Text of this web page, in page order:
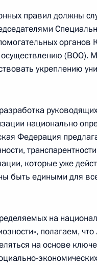
поездку
«ЭКСПО-2025»
правил должны
(ВОО).
укреплению
национально
Федерация
которые уже
быть едиными для
на
полагаем,
на основе